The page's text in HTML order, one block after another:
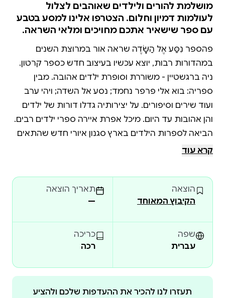
מושלמת להורים ולילדים שאוהבים לצלול
לעולמות דמיון וחלום. הצטרפו אלינו למסע בטבע
עם ספר שישאיר אתכם מחויכים ומלאי השראה.
פהספר נִסַּע אֶל הַשָּׂדֶה שראה אור במרוצת השנים
במהדורות רבות, יוצא עכשיו בעיצוב חדש כספר קרטון.
ניה ברגשטיין - משוררת וסופרת ילדים אהובה. מבין
ספריה: בוא אלי פרפר נחמד; נסע אל השדה; ויהי ערב
ועוד שירים וסיפורים. על יצירותיה גדלו דורות של ילדים
והן אהובות עד היום. מיכל אפרת איירה ספרי ילדים רבים.
הביאה לספרות הילדים בארץ סגנון איורי חדש שהתאים
את עצמו לסיפור ולתקופה.
קרא עוד
הוצאה
הקיבוץ המאוחד
תאריך הוצאה
—
שפה
עברית
כריכה
רכה
תעזרו לנו להכיר את ההעדפות שלכם ולהציע